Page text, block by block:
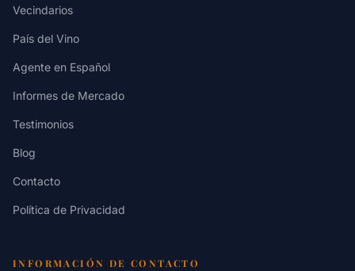
Vecindarios
País del Vino
Agente en Español
Informes de Mercado
Testimonios
Blog
Contacto
Política de Privacidad
INFORMACIÓN DE CONTACTO